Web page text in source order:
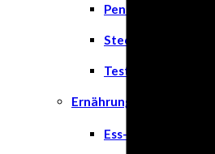
Pen Nadeln
Stechhilfen
Teststreifen
Ernährung & Trinkhilfen
Ess- und Trinkhilfen